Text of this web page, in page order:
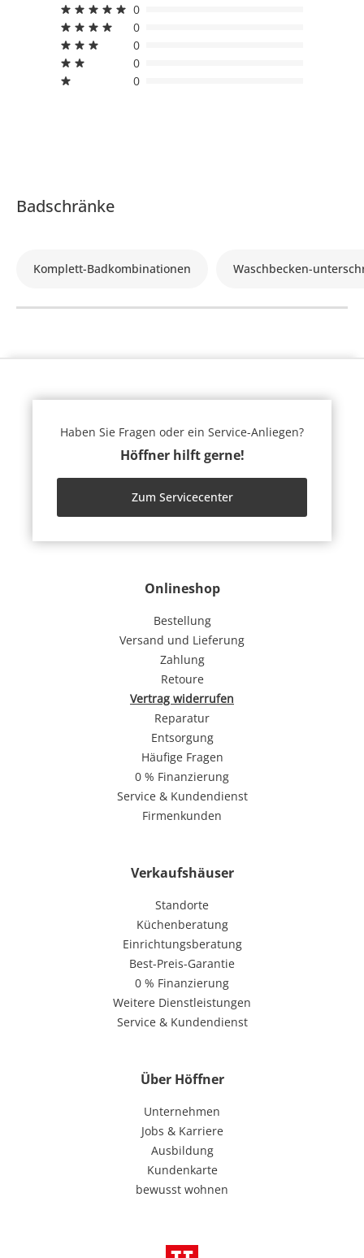
0
0
0
0
0
Badschränke
Komplett-Badkombinationen Waschbecken-
Onlineshop
Bestellung
Versand und Lieferung
Zahlung
Retoure
Vertrag widerrufen
Reparatur
Entsorgung
Häufige Fragen
0 % Finanzierung
Service & Kundendienst
Firmenkunden
Verkaufshäuser
Standorte
Küchenberatung
Einrichtungsberatung
Best-Preis-Garantie
0 % Finanzierung
Weitere Dienstleistungen
Service & Kundendienst
Über Höffner
Unternehmen
Jobs & Karriere
Ausbildung
Kundenkarte
bewusst wohnen
Haben Sie Fragen oder ein Service-Anliegen?
Höffner hilft gerne!
Zum Servicecenter